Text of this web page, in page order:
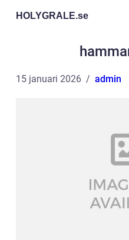
HOLYGRALE.se
15 januari 2026 admin